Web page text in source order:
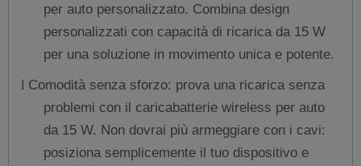
per auto personalizzato. Combina design
personalizzati con capacità di ricarica da 15 W
per una soluzione in movimento unica e potente.
l Comodità senza sforzo: prova una ricarica senza
problemi con il caricabatterie wireless per auto
da 15 W. Non dovrai più armeggiare con i cavi:
posiziona semplicemente il tuo dispositivo e